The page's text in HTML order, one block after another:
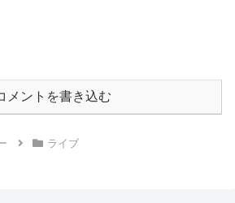
メントを書き込む
ライブ